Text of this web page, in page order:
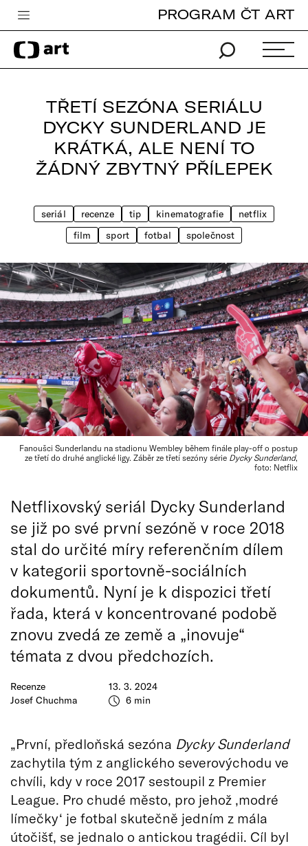
Česká televize
Zpravodajství
iVysílání
TV program
Pro děti
PROGRAM ČT ART
TŘETÍ SEZÓNA SERIÁLU
DYCKY SUNDERLAND JE
KRÁTKÁ, ALE NENÍ TO
ŽÁDNÝ ZBYTNÝ PŘÍLEPEK
seriál recenze tip kinematografie
netflix
film
sport fotbal společnost
Fanoušci Sunderlandu na stadionu Wembley během finále play-off o postup
ze třetí do druhé anglické ligy. Záběr ze třetí sezóny série Dycky Sunderland,
foto: Netflix
Recenze
Josef Chuchma
13. 3. 2024
6 min
Netflixovský seriál Dycky Sunderland
se již po své první sezóně v roce 2018
stal do určité míry referenčním dílem
v kategorii sportovně-sociálních
dokumentů. Nyní je k dispozici třetí
řada, která v koncentrované podobě
znovu zvedá ze země a „inovuje“
témata z dvou předchozích.
„První, předloňská sezóna Dycky Sunderland
zachytila tým z anglického severovýchodu ve
chvíli, kdy v roce 2017 sestoupil z Premier
League. Pro chudé město, pro jehož ‚modré
límečky‘ je fotbal skutečně jedním z mála
útočišť, se jednalo o antickou tragédii. Cíl byl